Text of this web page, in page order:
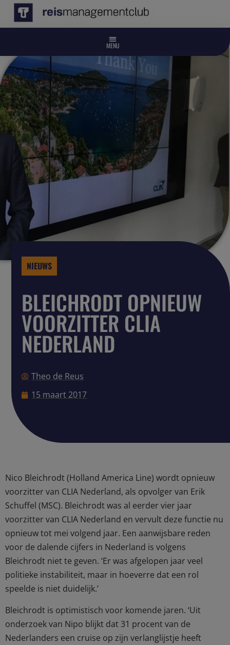
NIEUWS
BLEICHRODT OPNIEUW
VOORZITTER CLIA
NEDERLAND
Theo de Reus
15 maart 2017
Nico Bleichrodt (Holland America Line) wordt opnieuw
voorzitter van CLIA Nederland, als opvolger van Erik
Schuffel (MSC). Bleichrodt was al eerder vier jaar
voorzitter van CLIA Nederland en vervult deze functie nu
opnieuw tot mei volgend jaar. Een aanwijsbare reden
voor de dalende cijfers in Nederland is volgens
Bleichrodt niet te geven. ‘Er was afgelopen jaar veel
politieke instabiliteit, maar in hoeverre dat een rol
speelde is niet duidelijk.’
Bleichrodt is optimistisch voor komende jaren. ‘Uit
onderzoek van Nipo blijkt dat 31 procent van de
Nederlanders een cruise op zijn verlanglijstje heeft